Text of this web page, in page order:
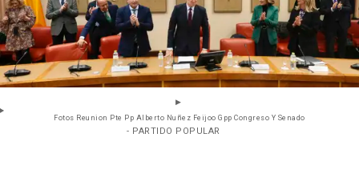
Fotos Reunion Pte Pp Alberto Nuñez Feijoo Gpp Congreso Y Senado
- PARTIDO POPULAR